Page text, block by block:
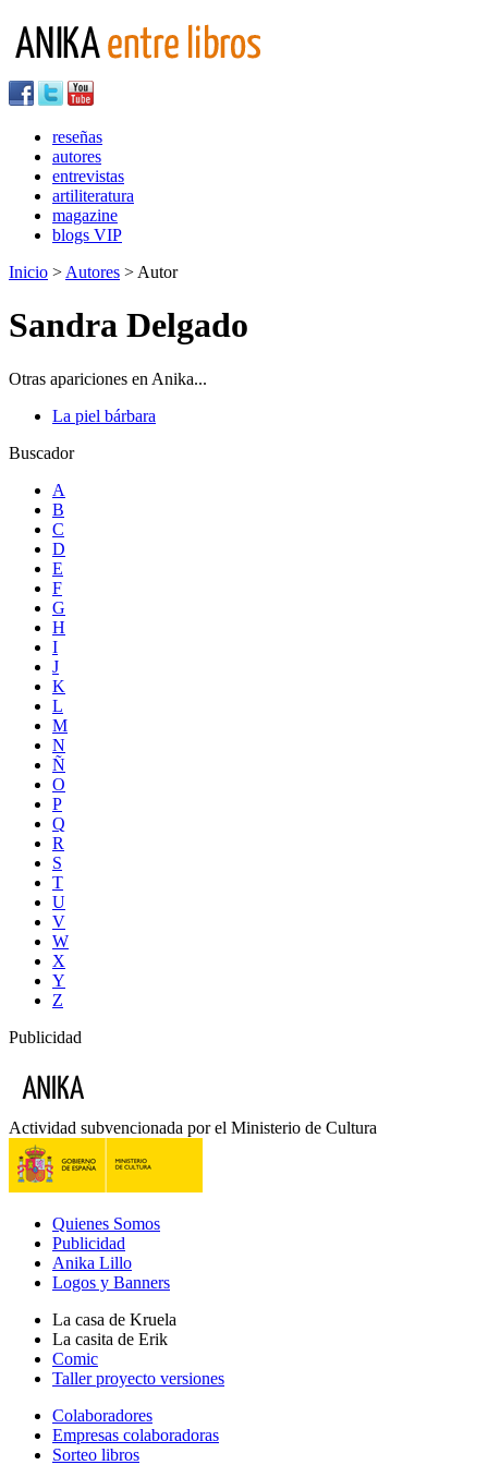
reseñas
autores
entrevistas
artiliteratura
magazine
blogs VIP
Inicio > Autores > Autor
Sandra Delgado
Otras apariciones en Anika...
La piel bárbara
Buscador
A
B
C
D
E
F
G
H
I
J
K
L
M
N
Ñ
O
P
Q
R
S
T
U
V
W
X
Y
Z
Publicidad
Actividad subvencionada por el Ministerio de Cultura
Quienes Somos
Publicidad
Anika Lillo
Logos y Banners
La casa de Kruela
La casita de Erik
Comic
Taller proyecto versiones
Colaboradores
Empresas colaboradoras
Sorteo libros